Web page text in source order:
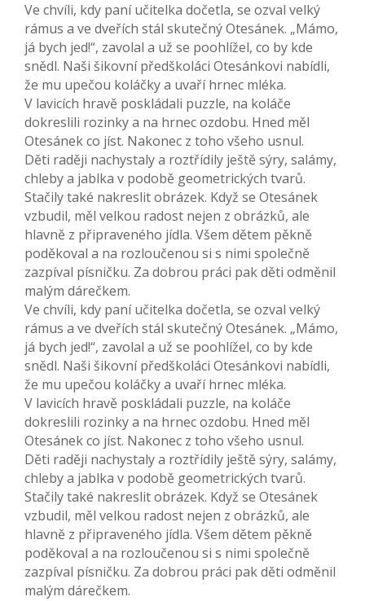
Ve chvíli, kdy paní učitelka dočetla, se ozval velký
rámus a ve dveřích stál skutečný Otesánek. „Mámo,
já bych jed!“, zavolal a už se poohlížel, co by kde
snědl. Naši šikovní předškoláci Otesánkovi nabídli,
že mu upečou koláčky a uvaří hrnec mléka.
V lavicích hravě poskládali puzzle, na koláče
dokreslili rozinky a na hrnec ozdobu. Hned měl
Otesánek co jíst. Nakonec z toho všeho usnul.
Děti raději nachystaly a roztřídily ještě sýry, salámy,
chleby a jablka v podobě geometrických tvarů.
Stačily také nakreslit obrázek. Když se Otesánek
vzbudil, měl velkou radost nejen z obrázků, ale
hlavně z připraveného jídla. Všem dětem pěkně
poděkoval a na rozloučenou si s nimi společně
zazpíval písničku. Za dobrou práci pak děti odměnil
malým dárečkem.
Ve chvíli, kdy paní učitelka dočetla, se ozval velký
rámus a ve dveřích stál skutečný Otesánek. „Mámo,
já bych jed!“, zavolal a už se poohlížel, co by kde
snědl. Naši šikovní předškoláci Otesánkovi nabídli,
že mu upečou koláčky a uvaří hrnec mléka.
V lavicích hravě poskládali puzzle, na koláče
dokreslili rozinky a na hrnec ozdobu. Hned měl
Otesánek co jíst. Nakonec z toho všeho usnul.
Děti raději nachystaly a roztřídily ještě sýry, salámy,
chleby a jablka v podobě geometrických tvarů.
Stačily také nakreslit obrázek. Když se Otesánek
vzbudil, měl velkou radost nejen z obrázků, ale
hlavně z připraveného jídla. Všem dětem pěkně
poděkoval a na rozloučenou si s nimi společně
zazpíval písničku. Za dobrou práci pak děti odměnil
malým dárečkem.